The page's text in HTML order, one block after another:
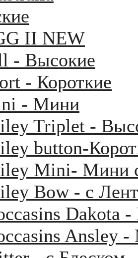
II NEW
- Высокие
- Короткие
- Mини
Triplet -
button-
Mini- Мини
Bow - с
Dakota
Ansley